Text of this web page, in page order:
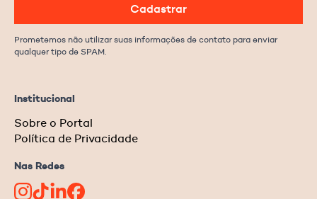
Institucional
Sobre o Portal
Política de Privacidade
Nas Redes
Cadastrar
Prometemos não utilizar suas informações de contato para enviar
qualquer tipo de SPAM.